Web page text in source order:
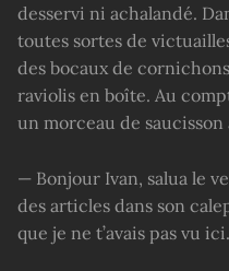
desservi ni achalandé.
toutes sortes de
des bocaux de
raviolis en boîte. Au
un morceau de
— Bonjour Ivan, salua le
des articles dans son
que je ne t’avais pas vu